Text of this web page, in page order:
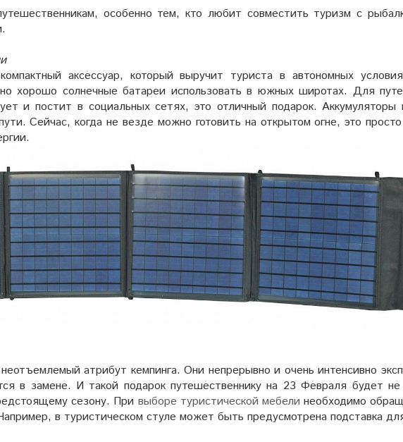
особенно тем, кто любит совместить туризм с
аксессуар, который выручит туриста в автономных
хорошо солнечные батареи использовать в южных широтах. Для
и постит в социальных сетях, это отличный подарок. Аккумуляторы
Сейчас, когда не везде можно готовить на открытом огне, это
атрибут кемпинга. Они непрерывно и очень интенсивно
в замене. И такой подарок путешественнику на 23 Февраля будет
сезону. При выборе туристической мебели необходимо
в туристическом стуле может быть предусмотрена подставка